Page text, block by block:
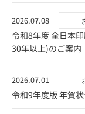
2026.07.08
令和8年度 全日本
30年以上)のご案内
2026.07.01
令和9年度版 年賀